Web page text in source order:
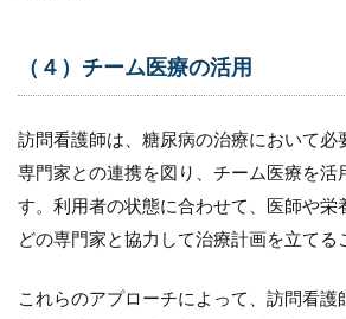
（４）チーム医療の活用
訪問看護師は、糖尿病の治療において必
専門家との連携を図り、チーム医療を活
す。利用者の状態に合わせて、医師や栄
どの専門家と協力して治療計画を立てる
これらのアプローチによって、訪問看護